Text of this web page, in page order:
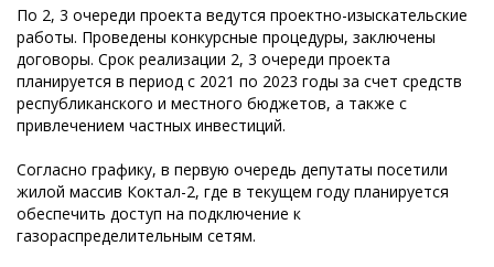
По 2, 3 очереди проекта ведутся проектно-изыскательские
работы. Проведены конкурсные процедуры, заключены
договоры. Срок реализации 2, 3 очереди проекта
планируется в период с 2021 по 2023 годы за счет средств
республиканского и местного бюджетов, а также с
привлечением частных инвестиций.
Согласно графику, в первую очередь депутаты посетили
жилой массив Коктал-2, где в текущем году планируется
обеспечить доступ на подключение к
газораспределительным сетям.